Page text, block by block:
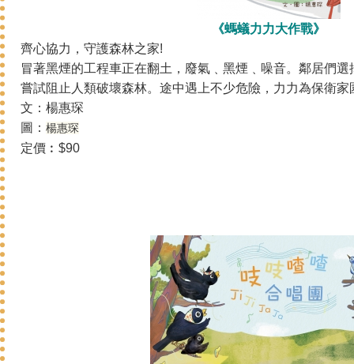
《螞蟻力力大作戰》
齊心協力，守護森林之家!
冒著黑煙的工程車正在翻土，廢氣﹑黑煙﹑噪音。鄰居們
嘗試阻止人類破壞森林。途中遇上不少危險，力力為保衛家
文：楊惠琛
圖： 楊惠琛
定價︰$90